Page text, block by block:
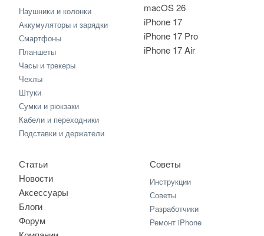
macOS 26
iPhone 17
iPhone 17 Pro
iPhone 17 Air
Наушники и колонки
Аккумуляторы и зарядки
Смартфоны
Планшеты
Часы и трекеры
Чехлы
Штуки
Сумки и рюкзаки
Кабели и переходники
Подставки и держатели
Статьи
Новости
Аксессуары
Блоги
Форум
Советы
Инструкции
Советы
Разработчики
Ремонт iPhone